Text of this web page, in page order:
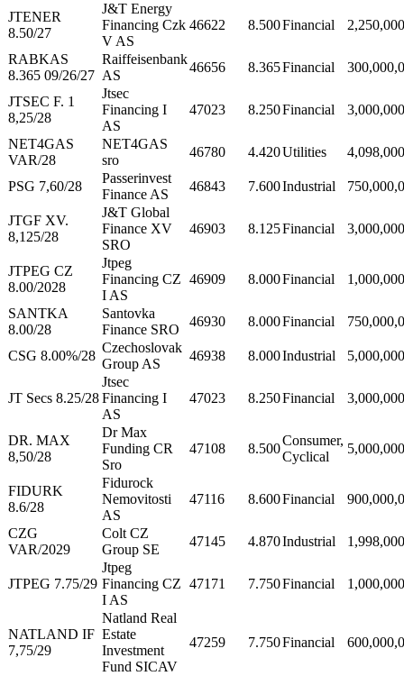
JTENER
8.50/27
J&T Energy
Financing Czk
V AS
46622 8.500Financial
RABKAS
8.365 09/26/27
Raiffeisenbank
AS
46656 8.365Financial
JTSEC F. 1
8,25/28
Jtsec
Financing I
AS
47023 8.250Financial
NET4GAS
VAR/28
NET4GAS
sro
46780 4.420Utilities
PSG 7,60/28
Passerinvest
Finance AS
46843 7.600Industrial
JTGF XV.
8,125/28
J&T Global
Finance XV
SRO
46903 8.125Financial
JTPEG CZ
8.00/2028
Jtpeg
Financing CZ
I AS
46909 8.000Financial
SANTKA
8.00/28
Santovka
Finance SRO
46930 8.000Financial
CSG 8.00%/28
Czechoslovak
Group AS
46938 8.000Industrial
JT Secs 8.25/28
Jtsec
Financing I
AS
47023 8.250Financial
DR. MAX
8,50/28
Dr Max
Funding CR
Sro
47108 8.500
Consumer,
Cyclical
FIDURK
8.6/28
Fidurock
Nemovitosti
AS
47116 8.600Financial
CZG
VAR/2029
Colt CZ
Group SE
47145 4.870Industrial
JTPEG 7.75/29
Jtpeg
Financing CZ
I AS
47171 7.750Financial
NATLAND IF
7,75/29
Natland Real
Estate
Investment
Fund SICAV
47259 7.750Financial